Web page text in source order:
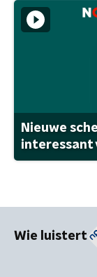
Nieuwe
interessant
Wie luistert